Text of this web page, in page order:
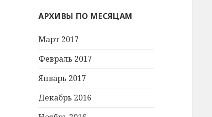
АРХИВЫ ПО МЕСЯЦАМ
Март 2017
Февраль 2017
Январь 2017
Декабрь 2016